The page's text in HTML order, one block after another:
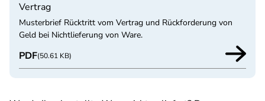
Vertrag
Musterbrief Rücktritt vom Vertrag und Rückforderung von
Geld bei Nichtlieferung von Ware.
PDF(50.61 KB)